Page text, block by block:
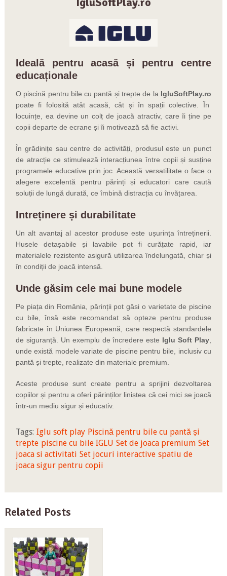
Ideală pentru acasă și pentru centre
educaționale
O piscină pentru bile cu pantă și trepte de la IgluSoftPlay.ro
poate fi folosită atât acasă, cât și în spații colective. În
locuințe, ea devine un colț de joacă atractiv, care îi ține pe
copii departe de ecrane și îi motivează să fie activi.
În grădinițe sau centre de activități, produsul este un punct
de atracție ce stimulează interacțiunea între copii și susține
programele educative prin joc. Această versatilitate o face o
alegere excelentă pentru părinți și educatori care caută
soluții de lungă durată, ce îmbină distracția cu învățarea.
Intreținere și durabilitate
Un alt avantaj al acestor produse este ușurința întreținerii.
Husele detașabile și lavabile pot fi curățate rapid, iar
materialele rezistente asigură utilizarea îndelungată, chiar și
în condiții de joacă intensă.
Unde găsim cele mai bune modele
Pe piața din România, părinții pot găsi o varietate de piscine
cu bile, însă este recomandat să opteze pentru produse
fabricate în Uniunea Europeană, care respectă standardele
de siguranță. Un exemplu de încredere este Iglu Soft Play
unde există modele variate de piscine pentru bile, inclusiv cu
pantă și trepte, realizate din materiale premium.
Aceste produse sunt create pentru a sprijini dezvoltarea
copiilor și pentru a oferi părinților liniștea că cei mici se joacă
într-un mediu sigur și educativ.
Tags: Iglu soft play Piscină pentru bile cu pantă și
trepte piscine cu bile IGLU Set de joaca premium Set
joaca si activitati Set jocuri interactive spatiu de
joaca sigur pentru copii
Related Posts